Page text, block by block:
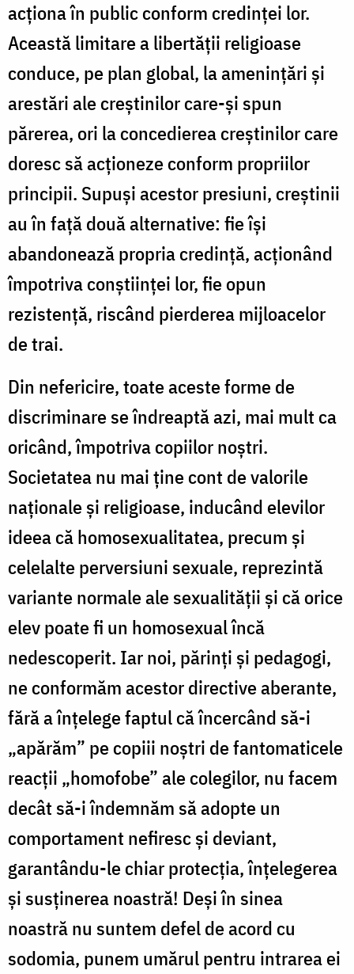
acţiona în public conform credinţei lor.
Această limitare a libertăţii religioase
conduce, pe plan global, la ameninţări şi
arestări ale creştinilor care-şi spun
părerea, ori la concedierea creştinilor care
doresc să acţioneze conform propriilor
principii. Supuşi acestor presiuni, creştinii
au în faţă două alternative: fie îşi
abandonează propria credinţă, acţionând
împotriva conştiinţei lor, fie opun
rezistenţă, riscând pierderea mijloacelor
de trai.
Din nefericire, toate aceste forme de
discriminare se îndreaptă azi, mai mult ca
oricând, împotriva copiilor noştri.
Societatea nu mai ţine cont de valorile
naţionale şi religioase, inducând elevilor
ideea că homosexualitatea, precum şi
celelalte perversiuni sexuale, reprezintă
variante normale ale sexualităţii şi că orice
elev poate fi un homosexual încă
nedescoperit. Iar noi, părinţi şi pedagogi,
ne conformăm acestor directive aberante,
fără a înţelege faptul că încercând să-i
„apărăm” pe copiii noştri de fantomaticele
reacţii „homofobe” ale colegilor, nu facem
decât să-i îndemnăm să adopte un
comportament nefiresc şi deviant,
garantându-le chiar protecţia, înţelegerea
şi susţinerea noastră! Deşi în sinea
noastră nu suntem defel de acord cu
sodomia, punem umărul pentru intrarea ei